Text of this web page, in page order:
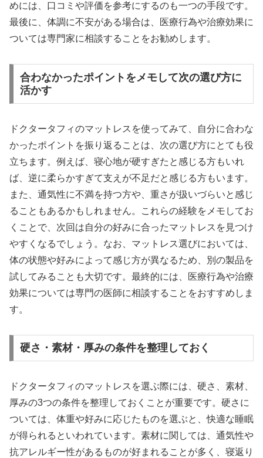
めには、口コミや評価を参考にするのも一つの手段です。
最後に、体調に不安がある場合は、医療行為や治療効果に
ついては専門家に相談することをお勧めします。
合わなかったポイントをメモして次の選び方に
活かす
ドクタータフィのマットレスを使ってみて、自分に合わな
かったポイントを振り返ることは、次の選び方にとても役
立ちます。例えば、寝心地が硬すぎたと感じる方もいれ
ば、逆に柔らかすぎて支えが不足だと感じる方もいます。
また、通気性に不満を持つ方や、重さが扱いづらいと感じ
ることもあるかもしれません。これらの経験をメモしてお
くことで、次回は自分の好みに合ったマットレスを見つけ
やすくなるでしょう。なお、マットレス選びにおいては、
体の状態や好みによって感じ方が異なるため、別の製品を
試してみることも大切です。最終的には、医療行為や治療
効果については専門の医師に相談することをおすすめしま
す。
硬さ・素材・厚みの条件を整理しておく
ドクタータフィのマットレスを選ぶ際には、硬さ、素材、
厚みの3つの条件を整理しておくことが重要です。硬さに
ついては、体重や好みに応じたものを選ぶと、快適な睡眠
が得られるといわれています。素材に関しては、通気性や
抗アレルギー性があるものが好まれることが多く、寝返り